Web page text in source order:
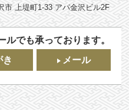
市 上堤町1-33 アパ金沢ビル2F
ルでも承っております。
き メール